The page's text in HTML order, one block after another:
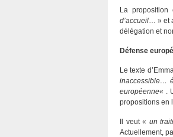
La
d’accueil… » et
délégation et
Défense
Le texte
inaccessible…
européenne« .
propositions en
Il veut « un
Actuellement,